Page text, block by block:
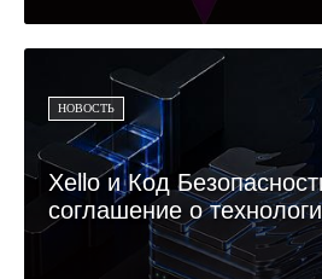
НОВОСТЬ
Xello и Код
соглашение о